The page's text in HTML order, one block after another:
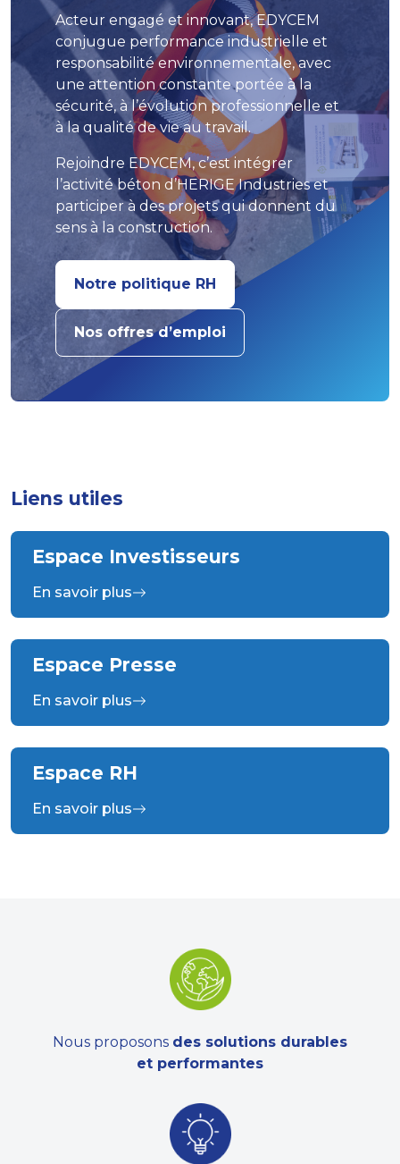
Acteur engagé et innovant, EDYCEM
conjugue performance industrielle et
responsabilité environnementale, avec
une attention constante portée à la
sécurité, à l’évolution professionnelle et
à la qualité de vie au travail.
Rejoindre EDYCEM, c’est intégrer
l’activité béton d’HERIGE Industries et
participer à des projets qui donnent du
sens à la construction.
Notre politique RH
Nos offres d’emploi
Liens utiles
Espace Investisseurs
En savoir plus
Espace Presse
En savoir plus
Espace RH
En savoir plus
Nous proposons des solutions durables
et performantes